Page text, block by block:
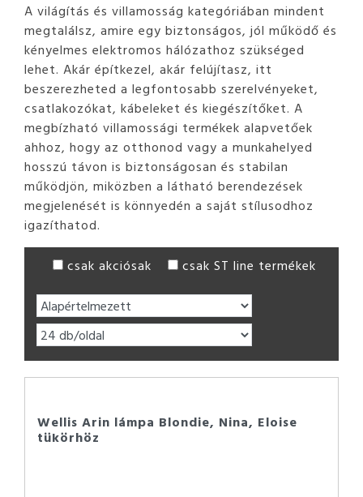
A világítás és villamosság kategóriában mindent
megtalálsz, amire egy biztonságos, jól működő és
kényelmes elektromos hálózathoz szükséged
lehet. Akár építkezel, akár felújítasz, itt
beszerezheted a legfontosabb szerelvényeket,
csatlakozókat, kábeleket és kiegészítőket. A
megbízható villamossági termékek alapvetőek
ahhoz, hogy az otthonod vagy a munkahelyed
hosszú távon is biztonságosan és stabilan
működjön, miközben a látható berendezések
megjelenését is könnyedén a saját stílusodhoz
igazíthatod.
csak akciósak csak ST line termékek
Wellis Arin lámpa Blondie, Nina, Eloise
tükörhöz